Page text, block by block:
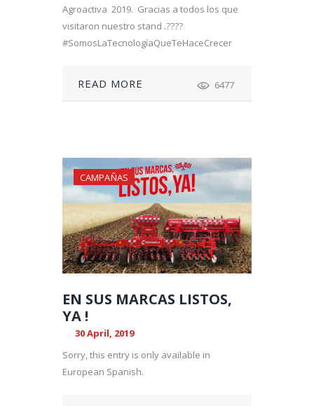
Agroactiva 2019. Gracias a todos los que
visitaron nuestro stand .????
#SomosLaTecnologíaQueTeHaceCrecer
READ MORE 6477
CAMPAÑAS
EN SUS MARCAS LISTOS,
YA !
30 April, 2019
Sorry, this entry is only available in
European Spanish.